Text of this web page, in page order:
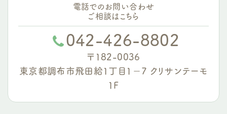
電話でのお問い合わせ
ご相談はこちら
042-426-8802
〒182-0036
東京都調布市飛田給1丁目1−7 クリサンテーモ
1F